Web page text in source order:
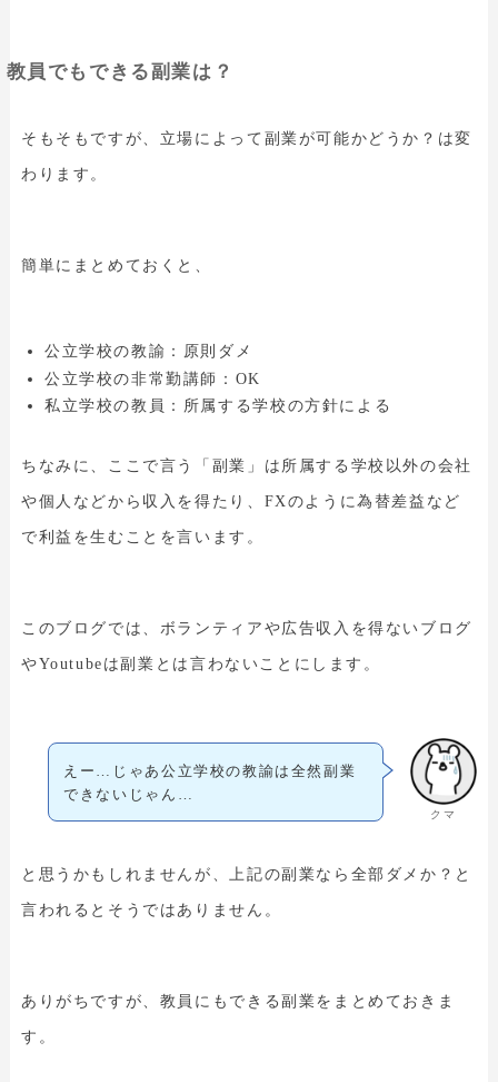
教員でもできる副業は？
そもそもですが、立場によって副業が可能かどうか？は変
わります。
簡単にまとめておくと、
公立学校の教諭：原則ダメ
公立学校の非常勤講師：OK
私立学校の教員：所属する学校の方針による
ちなみに、ここで言う「副業」は所属する学校以外の会社
や個人などから収入を得たり、FXのように為替差益など
で利益を生むことを言います。
このブログでは、ボランティアや広告収入を得ないブログ
やYoutubeは副業とは言わないことにします。
クマ
えー…じゃあ公立学校の教諭は全然副業
できないじゃん…
と思うかもしれませんが、上記の副業なら全部ダメか？と
言われるとそうではありません。
ありがちですが、教員にもできる副業をまとめておきま
す。